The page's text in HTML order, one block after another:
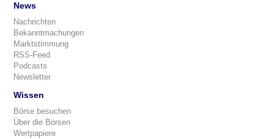
News
Nachrichten
Bekanntmachungen
Marktstimmung
RSS-Feed
Podcasts
Newsletter
Wissen
Börse besuchen
Über die Börsen
Wertpapiere